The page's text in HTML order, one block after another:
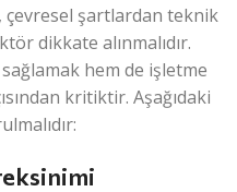
çevresel şartlardan teknik
dikkate alınmalıdır.
hem de işletme
kritiktir. Aşağıdaki